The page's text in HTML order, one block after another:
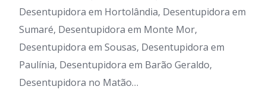
Desentupidora em Hortolândia, Desentupidora em
Sumaré, Desentupidora em Monte Mor,
Desentupidora em Sousas, Desentupidora em
Paulínia, Desentupidora em Barão Geraldo,
Desentupidora no Matão…